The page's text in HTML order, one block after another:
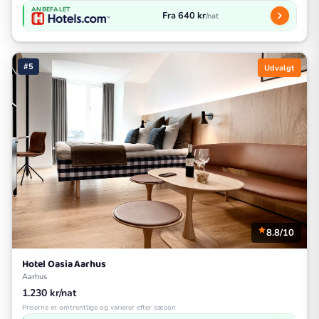
ANBEFALET Fra 640 kr/nat
#5 Udvalgt
8.8/10
Hotel Oasia Aarhus
Aarhus
1.230 kr/nat
Priserne er omtrentlige og varierer efter sæson